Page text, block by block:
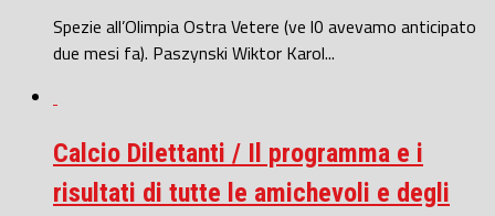
Spezie all’Olimpia Ostra Vetere (ve l0 avevamo anticipato
due mesi fa). Paszynski Wiktor Karol...
Calcio Dilettanti / Il programma e i
risultati di tutte le amichevoli e degli